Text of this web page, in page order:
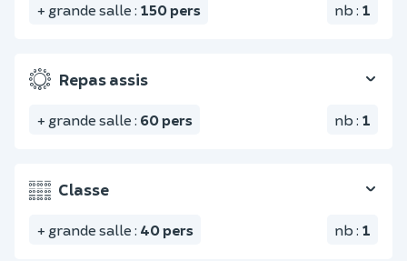
+ grande salle : 150pers nb : 1
Repas assis
+ grande salle : 60pers nb : 1
Classe
+ grande salle : 40pers nb : 1